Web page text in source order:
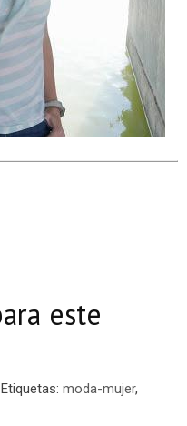
este
Etiquetas: moda-mujer,